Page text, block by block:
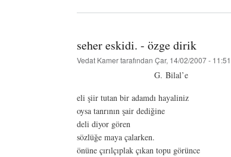
seher eskidi. - özge dirik
Vedat Kamertarafından Çar, 14/02/2007 - 11:51
G. Bilal’e
eli şiir tutan bir adamdı hayaliniz
oysa tanrının şair dediğine
deli diyor gören
sözlüğe maya çalarken.
önüne çırılçıplak çıkan topu görünce